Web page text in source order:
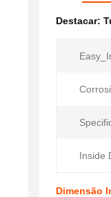
Destacar:
Inside
Dimensão